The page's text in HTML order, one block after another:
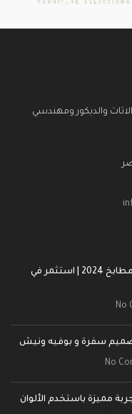
والديكور ومهندسي
أفكار مبتكرة لتصميم الـ مطابخ 2024 | استثمر في
No
No
مميزة باستخدم الألوان